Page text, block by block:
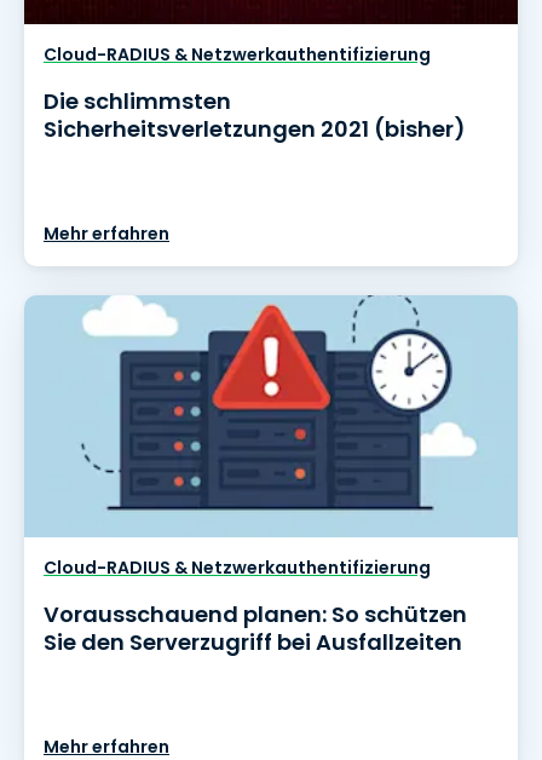
Cloud-RADIUS & Netzwerkauthentifizierung
Die schlimmsten
Sicherheitsverletzungen 2021 (bisher)
Mehr erfahren
Cloud-RADIUS & Netzwerkauthentifizierung
Vorausschauend planen: So schützen
Sie den Serverzugriff bei Ausfallzeiten
Mehr erfahren